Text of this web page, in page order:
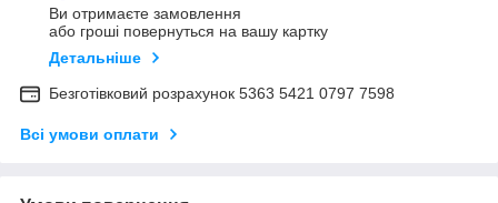
Ви отримаєте замовлення
або гроші повернуться на вашу картку
Детальніше
Безготівковий розрахунок 5363 5421 0797 7598
Всі умови оплати